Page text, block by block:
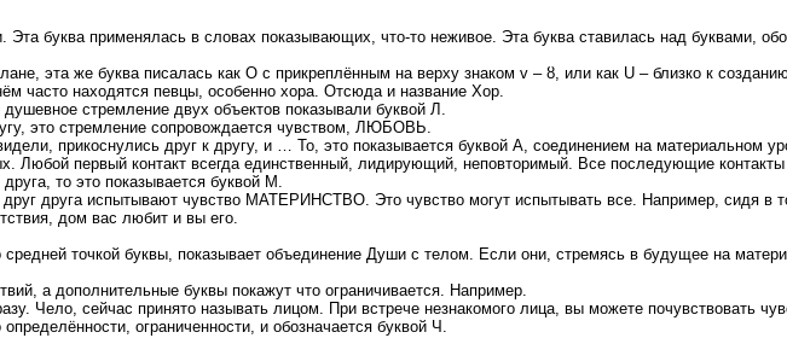
буква применялась в словах показывающих, что-то неживое. Эта буква ставилась над буквами,
эта же буква писалась как О с прикреплённым на верху знаком v – ȣ, или как U – близко к
часто находятся певцы, особенно хора. Отсюда и название Хор.
стремление двух объектов показывали буквой Л.
это стремление сопровождается чувством, ЛЮБОВЬ.
прикоснулись друг к другу, и … То, это показывается буквой А, соединением на материальном
Любой первый контакт всегда единственный, лидирующий, неповторимый. Все последующие
то это показывается буквой М.
друга испытывают чувство МАТЕРИНСТВО. Это чувство могут испытывать все. Например, сидя в
дом вас любит и вы его.
точкой буквы, показывает объединение Души с телом. Если они, стремясь в будущее на
а дополнительные буквы покажут что ограничивается. Например.
Чело, сейчас принято называть лицом. При встрече незнакомого лица, вы можете почувствовать
ограниченности, и обозначается буквой Ч.